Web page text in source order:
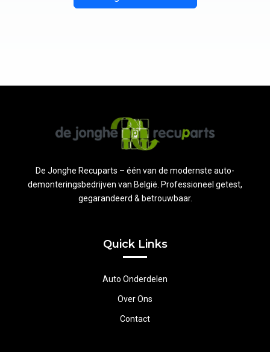
De Jonghe Recuparts – één van de modernste auto-
demonteringsbedrijven van België. Professioneel getest,
gegarandeerd & betrouwbaar.
Quick Links
Auto Onderdelen
Over Ons
Contact